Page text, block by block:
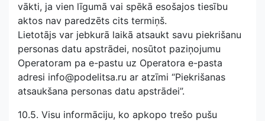
vākti, ja vien līgumā vai spēkā esošajos tiesību
aktos nav paredzēts cits termiņš.
Lietotājs var jebkurā laikā atsaukt savu piekrišanu
personas datu apstrādei, nosūtot paziņojumu
Operatoram pa e-pastu uz Operatora e-pasta
adresi info@podelitsa.ru ar atzīmi “Piekrišanas
atsaukšana personas datu apstrādei”.
10.5. Visu informāciju, ko apkopo trešo pušu